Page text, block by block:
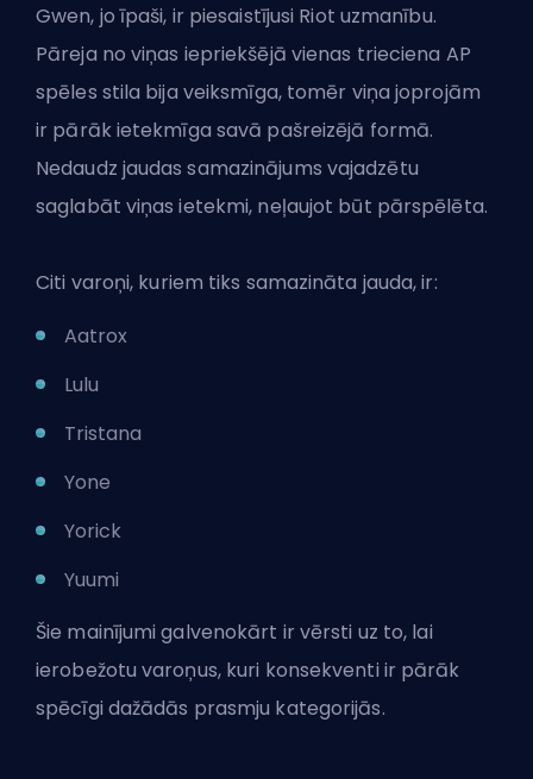
Gwen, jo īpaši, ir piesaistījusi Riot uzmanību.
Pāreja no viņas iepriekšējā vienas trieciena AP
spēles stila bija veiksmīga, tomēr viņa joprojām
ir pārāk ietekmīga savā pašreizējā formā.
Nedaudz jaudas samazinājums vajadzētu
saglabāt viņas ietekmi, neļaujot būt pārspēlēta.
Citi varoņi, kuriem tiks samazināta jauda, ir:
Aatrox
Lulu
Tristana
Yone
Yorick
Yuumi
Šie mainījumi galvenokārt ir vērsti uz to, lai
ierobežotu varoņus, kuri konsekventi ir pārāk
spēcīgi dažādās prasmju kategorijās.